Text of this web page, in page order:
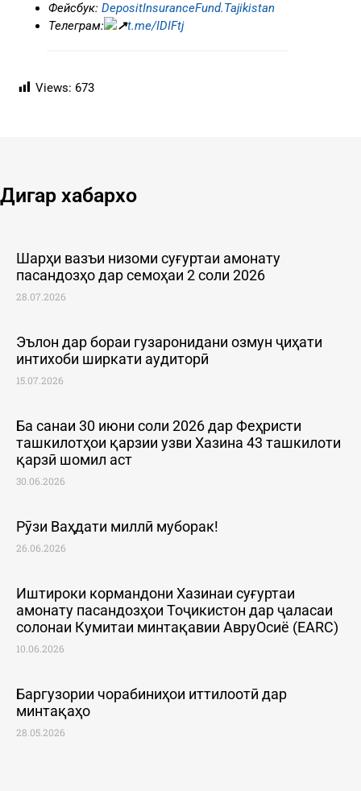
Фейсбук: DepositInsuranceFund.Tajikistan
Телеграм:
t.me/IDIFtj
Views: 673
Дигар хабархо
Шарҳи вазъи низоми суғуртаи амонату
пасандозҳо дар семоҳаи 2 соли 2026
28.07.2026
Эълон дар бораи гузаронидани озмун ҷиҳати
интихоби ширкати аудиторӣ
15.07.2026
Ба санаи 30 июни соли 2026 дар Феҳристи
ташкилотҳои қарзии узви Хазина 43 ташкилоти
қарзӣ шомил аст
30.06.2026
Рӯзи Ваҳдати миллӣ муборак!
26.06.2026
Иштироки кормандони Хазинаи суғуртаи
амонату пасандозҳои Тоҷикистон дар ҷаласаи
солонаи Кумитаи минтақавии АвруОсиё (EARC)
10.06.2026
Баргузории чорабиниҳои иттилоотӣ дар
минтақаҳо
28.05.2026